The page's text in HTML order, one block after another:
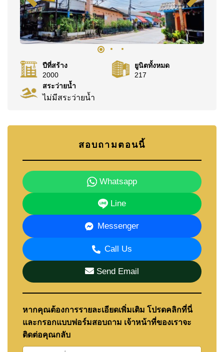
ปีที่สร้าง
2000
ยูนิตทั้งหมด
217
สระว่ายน้ำ
ไม่มีสระว่ายน้ำ
สอบถามตอนนี้
Whatsapp
Line
Messenger
Call Us
Send Email
หากคุณต้องการรายละเอียดเพิ่มเติม โปรดคลิกที่นี่
และกรอกแบบฟอร์มสอบถาม เจ้าหน้าที่ของเราจะ
ติดต่อคุณกลับ